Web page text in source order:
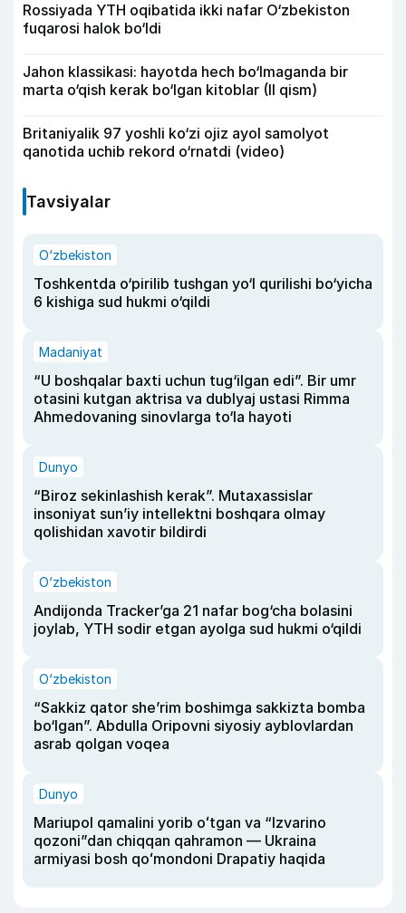
Rossiyada YTH oqibatida ikki nafar O‘zbekiston
fuqarosi halok bo‘ldi
Jahon klassikasi: hayotda hech bo‘lmaganda bir
marta o‘qish kerak bo‘lgan kitoblar (II qism)
Britaniyalik 97 yoshli ko‘zi ojiz ayol samolyot
qanotida uchib rekord o‘rnatdi (video)
Tavsiyalar
O‘zbekiston
Toshkentda o‘pirilib tushgan yo‘l qurilishi bo‘yicha
6 kishiga sud hukmi o‘qildi
Madaniyat
“U boshqalar baxti uchun tug‘ilgan edi”. Bir umr
otasini kutgan aktrisa va dublyaj ustasi Rimma
Ahmedovaning sinovlarga to‘la hayoti
Dunyo
“Biroz sekinlashish kerak”. Mutaxassislar
insoniyat sun’iy intellektni boshqara olmay
qolishidan xavotir bildirdi
O‘zbekiston
Andijonda Tracker’ga 21 nafar bog‘cha bolasini
joylab, YTH sodir etgan ayolga sud hukmi o‘qildi
O‘zbekiston
“Sakkiz qator she’rim boshimga sakkizta bomba
bo‘lgan”. Abdulla Oripovni siyosiy ayblovlardan
asrab qolgan voqea
Dunyo
Mariupol qamalini yorib oʻtgan va “Izvarino
qozoni”dan chiqqan qahramon — Ukraina
armiyasi bosh qoʻmondoni Drapatiy haqida